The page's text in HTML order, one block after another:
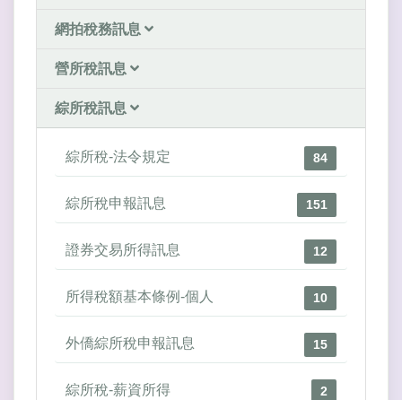
網拍稅務訊息
營所稅訊息
綜所稅訊息
綜所稅-法令規定 84
綜所稅申報訊息 151
證券交易所得訊息 12
所得稅額基本條例-個人 10
外僑綜所稅申報訊息 15
綜所稅-薪資所得 2